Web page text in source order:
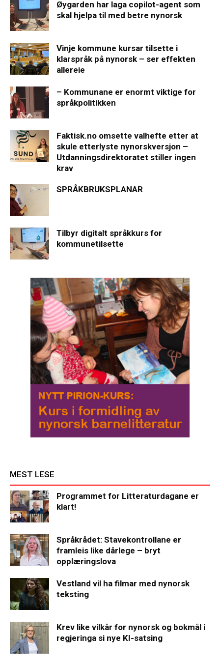
Øygarden har laga copilot-agent som
skal hjelpa til med betre nynorsk
Vinje kommune kursar tilsette i
klarspråk på nynorsk – ser effekten
allereie
– Kommunane er enormt viktige for
språkpolitikken
Faktisk.no omsette valhefte etter at
skule etterlyste nynorskversjon –
Utdanningsdirektoratet stiller ingen
krav
SPRÅKBRUKSPLANAR
Tilbyr digitalt språkkurs for
kommunetilsette
MEST LESE
Programmet for Litteraturdagane er
klart!
Språkrådet: Stavekontrollane er
framleis like dårlege – bryt
opplæringslova
Vestland vil ha filmar med nynorsk
teksting
Krev like vilkår for nynorsk og bokmål i
regjeringa si nye KI-satsing